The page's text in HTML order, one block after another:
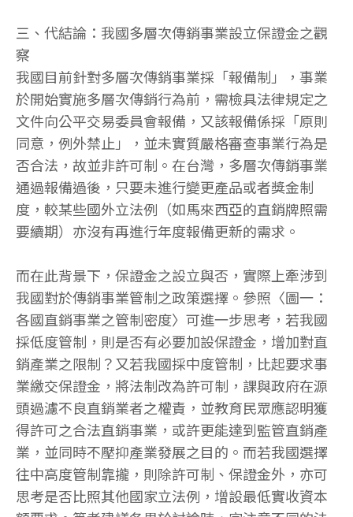
三、代結論：我國多層次傳銷事業設立保證金之觀
察
我國目前針對多層次傳銷事業採「報備制」，事業
於開始實施多層次傳銷行為前，需檢具法律規定之
文件向公平交易委員會報備，又該報備係採「原則
同意，例外禁止」，並未實質嚴格審查事業行為是
否合法，故並非許可制。在台灣，多層次傳銷事業
通過報備過後，只要未進行變更產品或者獎金制
度，較某些國外立法例（如馬來西亞的直銷牌照需
要續期）亦沒有再進行年度報備更新的需求。
而在此背景下，保證金之設立與否，實際上牽涉到
我國對於傳銷事業管制之政策選擇。參照〈圖一：
各國直銷事業之管制密度〉可進一步思考，若我國
採低度管制，則是否有必要加設保證金，增加對直
銷產業之限制？又若我國採中度管制，比起要求事
業繳交保證金，將法制改為許可制，課與政府在源
頭過濾不良直銷業者之權責，並教育民眾應認明獲
得許可之合法直銷事業，或許更能達到監管直銷產
業，並同時不壓抑產業發展之目的。而若我國選擇
往中高度管制靠攏，則除許可制、保證金外，亦可
思考是否比照其他國家立法例，增設最低實收資本